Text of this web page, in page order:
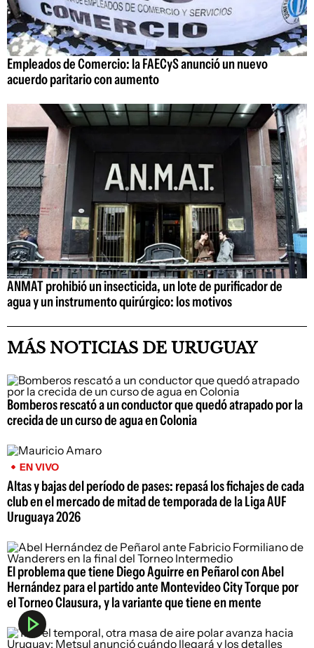
Empleados de Comercio: la FAECyS anunció un nuevo
acuerdo paritario con aumento
ANMAT prohibió un insecticida, un lote de purificador de
agua y un instrumento quirúrgico: los motivos
MÁS NOTICIAS DE URUGUAY
Bomberos rescató a un conductor que quedó atrapado por la
crecida de un curso de agua en Colonia
EN VIVO
Altas y bajas del período de pases: repasá los fichajes de cada
club en el mercado de mitad de temporada de la Liga AUF
Uruguaya 2026
El problema que tiene Diego Aguirre en Peñarol con Abel
Hernández para el partido ante Montevideo City Torque por
el Torneo Clausura, y la variante que tiene en mente